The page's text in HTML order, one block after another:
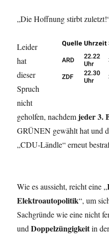
„Die Hoffnung stirbt
Leider
hat
dieser
Spruch
nicht
geholfen, nachdem jeder 3.
GRÜNEN gewählt hat und
„CDU-Ländle“ erneut
Wie es aussieht, reicht eine „
Elektroautopolitik“, um
Sachgründe wie eine nicht
undDoppelzüngigkeitin